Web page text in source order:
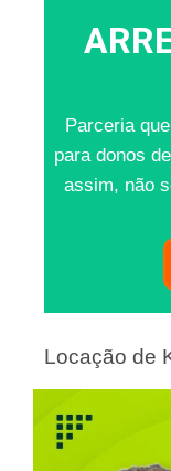
Parceria
para donos
assim, não
Locação de